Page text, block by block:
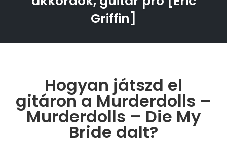
Griffin]
Hogyan játszd el
gitáron a Murderdolls –
Murderdolls – Die My
Bride dalt?